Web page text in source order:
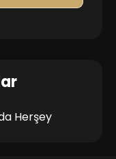
Herşey